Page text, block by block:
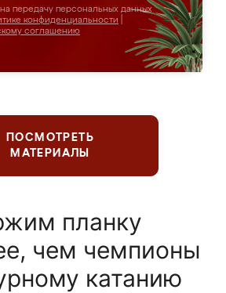
передачу персональных данных
конфиденциальности
соглашению
ПОСМОТРЕТЬ
МАТЕРИАЛЫ
планку
чем чемпионы
катанию